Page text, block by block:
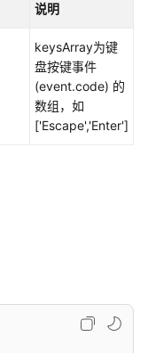
说明
keysArray为键
盘按键事件
(event.code) 的
数组，如
['Escape','Enter']